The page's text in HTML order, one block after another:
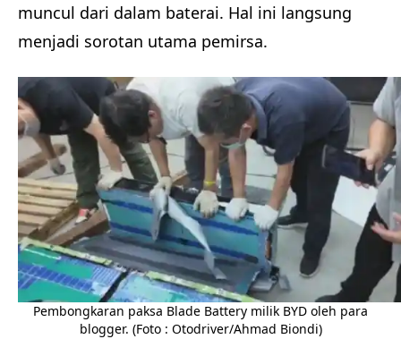
muncul dari dalam baterai. Hal ini langsung
menjadi sorotan utama pemirsa.
Pembongkaran paksa Blade Battery milik BYD oleh para
blogger. (Foto : Otodriver/Ahmad Biondi)